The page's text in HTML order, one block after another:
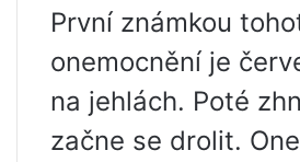
První známkou
onemocnění je
na jehlách. Poté
začne se drolit.